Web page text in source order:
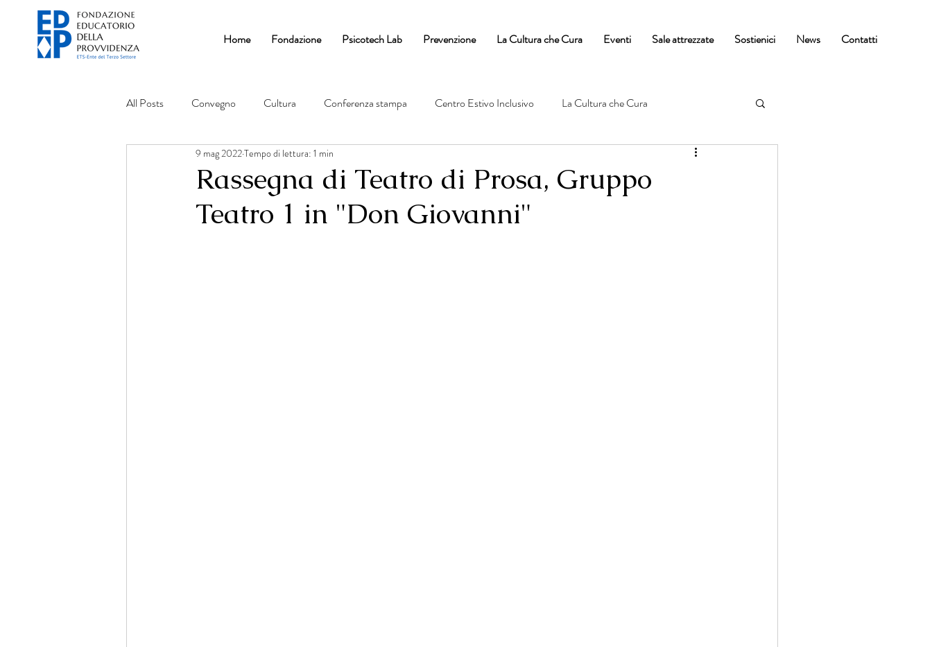
Home Fondazione Psicotech Lab Prevenzione La Cultura che Cura Eventi Sale attrezzate Sostienici News Contatti
All Posts Convegno Cultura Conferenza stampa Centro Estivo Inclusivo La Cultura che Cura
Rassegna di Teatro di Prosa, Gruppo
Teatro 1 in "Don Giovanni"
9 mag 2022Tempo di lettura: 1 min